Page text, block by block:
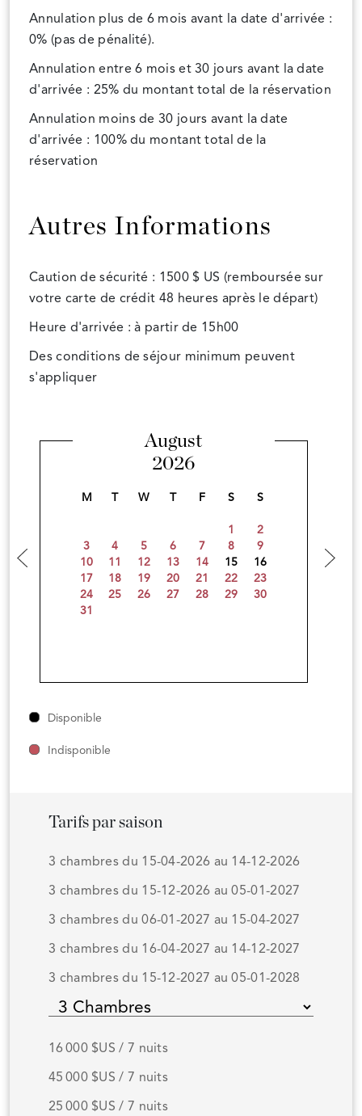
Annulation plus de 6 mois avant la date d'arrivée :
0% (pas de pénalité).
Annulation entre 6 mois et 30 jours avant la date
d'arrivée : 25% du montant total de la réservation
Annulation moins de 30 jours avant la date
d'arrivée : 100% du montant total de la
réservation
Autres Informations
Caution de sécurité : 1500 $ US (remboursée sur
votre carte de crédit 48 heures après le départ)
Heure d'arrivée : à partir de 15h00
Des conditions de séjour minimum peuvent
s'appliquer
August
2026
M W F S S
1
2
3
4 5 6 7 8
9
10
11 12 13 14 15
16
17
18 19 20 21 22
23
24
25 26 27 28 29
30
31
Disponible
Indisponible
Tarifs par saison
3 chambres du 15-04-2026 au 14-12-2026
3 chambres du 15-12-2026 au 05-01-2027
3 chambres du 06-01-2027 au 15-04-2027
3 chambres du 16-04-2027 au 14-12-2027
3 chambres du 15-12-2027 au 05-01-2028
16 000 $US / 7 nuits
45 000 $US / 7 nuits
25 000 $US / 7 nuits